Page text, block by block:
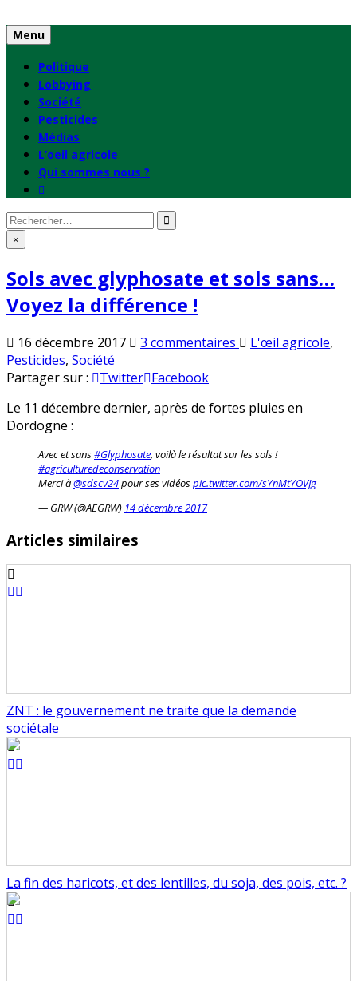
to
content
Menu
Politique
Lobbying
Société
Pesticides
Médias
L’oeil agricole
Qui sommes nous ?
Rechercher
: ×
Sols avec glyphosate et sols sans…
Voyez la différence !
16 décembre 2017 3 commentaires sur
et
sans…
la
Publié
L'œil agricole,
Pesticides, Société
Partager sur :
Twitter Facebook
Le 11 décembre dernier, après de fortes pluies en
Dordogne :
Avec et sans#Glyphosate, voilà le résultat sur les sols !
#agriculturedeconservation
Merci à@sdscv24pour ses vidéospic.twitter.com/sYnMtYOVJg
— GRW (@AEGRW) 14 décembre 2017
Articles similaires
ZNT : le gouvernement ne traite que la demande
sociétale
La fin des haricots, et des lentilles, du soja, des pois, etc. ?